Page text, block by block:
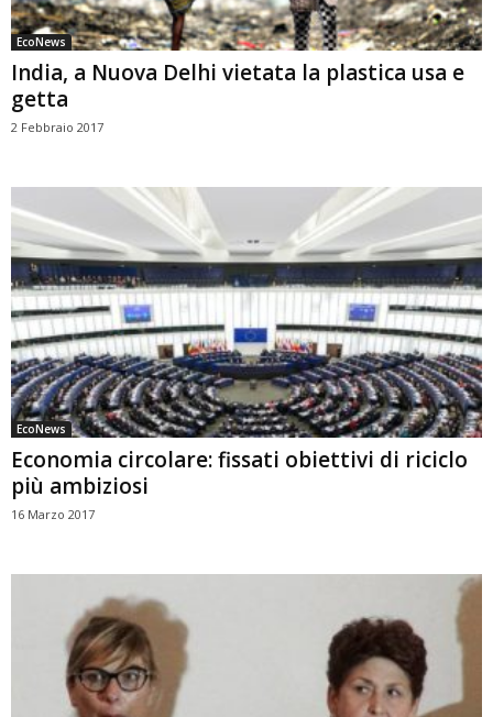
EcoNews
India, a Nuova Delhi vietata la plastica usa e
getta
2 Febbraio 2017
EcoNews
Economia circolare: fissati obiettivi di riciclo
più ambiziosi
16 Marzo 2017